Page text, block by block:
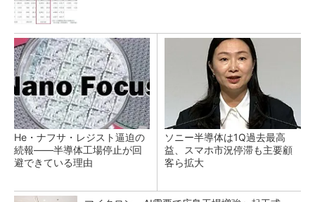
He・ナフサ・レジスト逼迫の
続報――半導体工場停止が回
避できている理由
ソニー半導体は1Q過去最高
益、スマホ市況停滞も主要顧
客ら拡大